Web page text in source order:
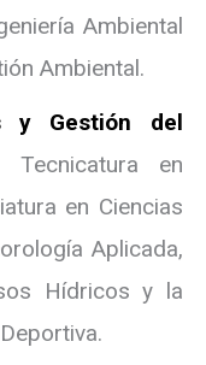
Ambiental
Ambiental.
y Gestión del
en
en Ciencias
Aplicada,
Hídricos y la